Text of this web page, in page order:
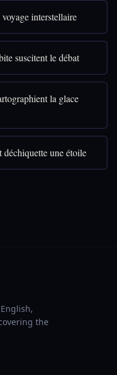
interstellaire
suscitent le débat
la glace
une étoile
the